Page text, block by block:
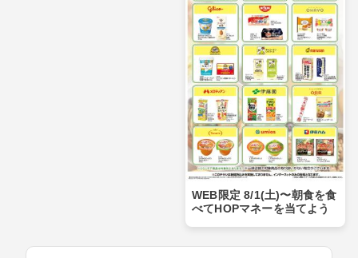
WEB限定 8/1(土)〜朝食を食
べてHOPマネーを当てよう